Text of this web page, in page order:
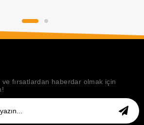
ve fırsatlardan haberdar olmak için